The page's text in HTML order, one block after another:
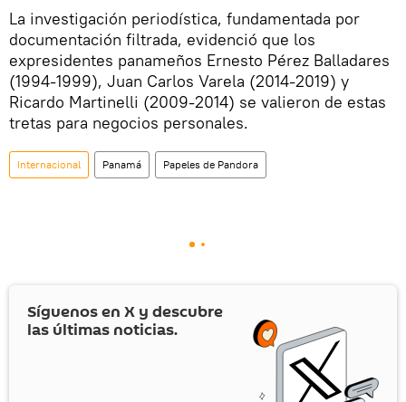
La investigación periodística, fundamentada por
documentación filtrada, evidenció que los
expresidentes panameños Ernesto Pérez Balladares
(1994-1999), Juan Carlos Varela (2014-2019) y
Ricardo Martinelli (2009-2014) se valieron de estas
tretas para negocios personales.
Internacional Panamá Papeles de Pandora
Síguenos en X y descubre
las últimas noticias.